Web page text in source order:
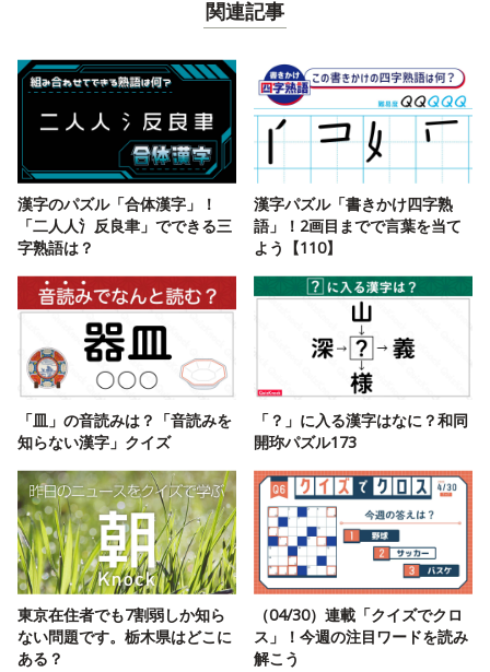
関連記事
漢字のパズル「合体漢字」！
「二人人氵反良聿」でできる三
字熟語は？
漢字パズル「書きかけ四字熟
語」！2画目までで言葉を当て
よう【110】
「皿」の音読みは？「音読みを
知らない漢字」クイズ
「？」に入る漢字はなに？和同
開珎パズル173
東京在住者でも7割弱しか知ら
ない問題です。栃木県はどこに
ある？
（04/30）連載「クイズでクロ
ス」！今週の注目ワードを読み
解こう